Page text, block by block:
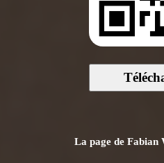
La page de Fabian